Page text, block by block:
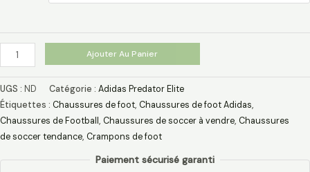
Ajouter Au Panier
UGS : ND Catégorie : Adidas Predator Elite
Étiquettes : Chaussures de foot, Chaussures de foot Adidas​,
Chaussures de Football , Chaussures de soccer à vendre, Chaussures
de soccer tendance, Crampons de foot
Paiement sécurisé garanti